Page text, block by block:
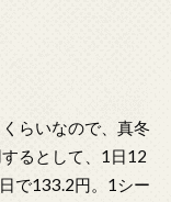
らいなので、真冬
るとして、1日12
で133.2円。1シー